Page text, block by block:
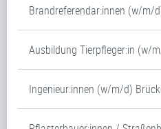
Brandreferendar:innen (w/m/
Ausbildung Tierpfleger:in (w/
Ingenieur:innen (w/m/d)